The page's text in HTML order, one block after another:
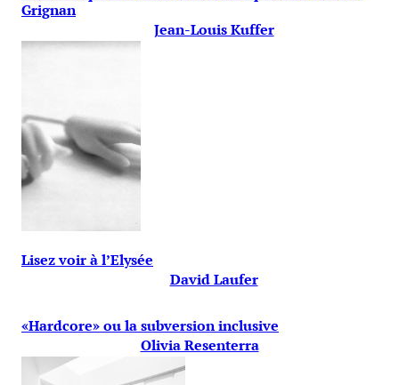
Grignan
Jean-Louis Kuffer
Lisez voir à l’Elysée
David Laufer
«Hardcore» ou la subversion inclusive
Olivia Resenterra